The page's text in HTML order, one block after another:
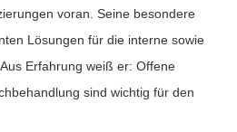
voran. Seine besondere
Lösungen für die interne sowie
Erfahrung weiß er: Offene
sind wichtig für den